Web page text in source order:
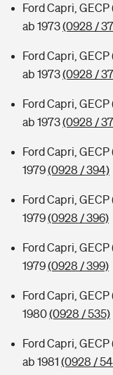
Ford Capri, GECP
ab 1973(0928 /
Ford Capri, GECP
ab 1973(0928 /
Ford Capri, GECP
ab 1973(0928 /
Ford Capri, GECP
1979(0928 / 394)
Ford Capri,
1979(0928 / 396)
Ford Capri,
1979(0928 / 399)
Ford Capri,
1980(0928 / 535)
Ford Capri, GECP
ab 1981 (0928 /